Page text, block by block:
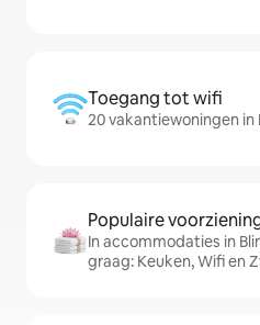
Toegang tot wifi
20 vakantiewoningen in
Populaire
In accommodaties in
graag: Keuken, Wifi en